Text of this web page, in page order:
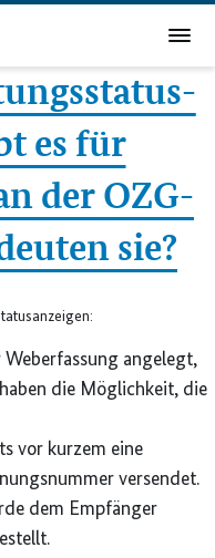
es für
der OZG-
sie?
angelegt,
die Möglichkeit, die
vor kurzem eine
versendet.
dem Empfänger